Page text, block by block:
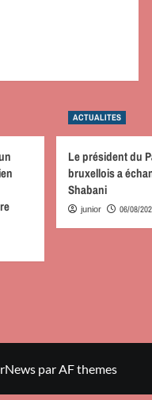
ACTUALITES
Le président du
bruxellois a
Shabani
junior 06/08/
par AF themes